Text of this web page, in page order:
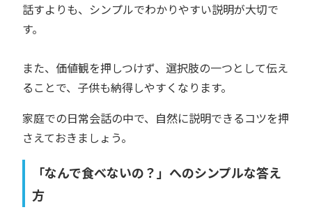
話すよりも、シンプルでわかりやすい説明が大切で
す。
また、価値観を押しつけず、選択肢の一つとして伝え
ることで、子供も納得しやすくなります。
家庭での日常会話の中で、自然に説明できるコツを押
さえておきましょう。
「なんで食べないの？」へのシンプルな答え
方